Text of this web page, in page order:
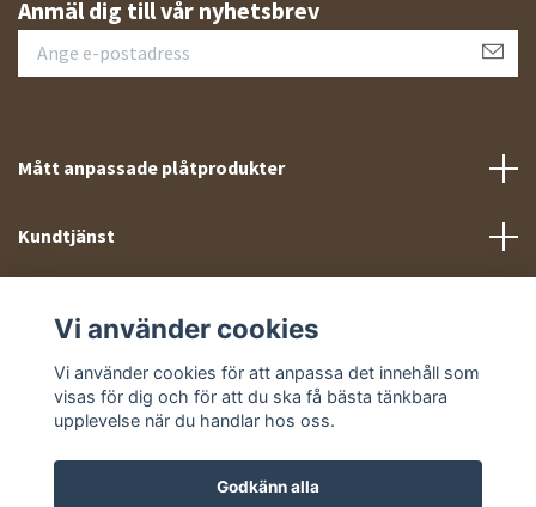
Anmäl dig till vår nyhetsbrev
Mått anpassade plåtprodukter
Kundtjänst
Sociala medier
Vi använder cookies
Vi använder cookies för att anpassa det innehåll som
visas för dig och för att du ska få bästa tänkbara
upplevelse när du handlar hos oss.
Godkänn alla